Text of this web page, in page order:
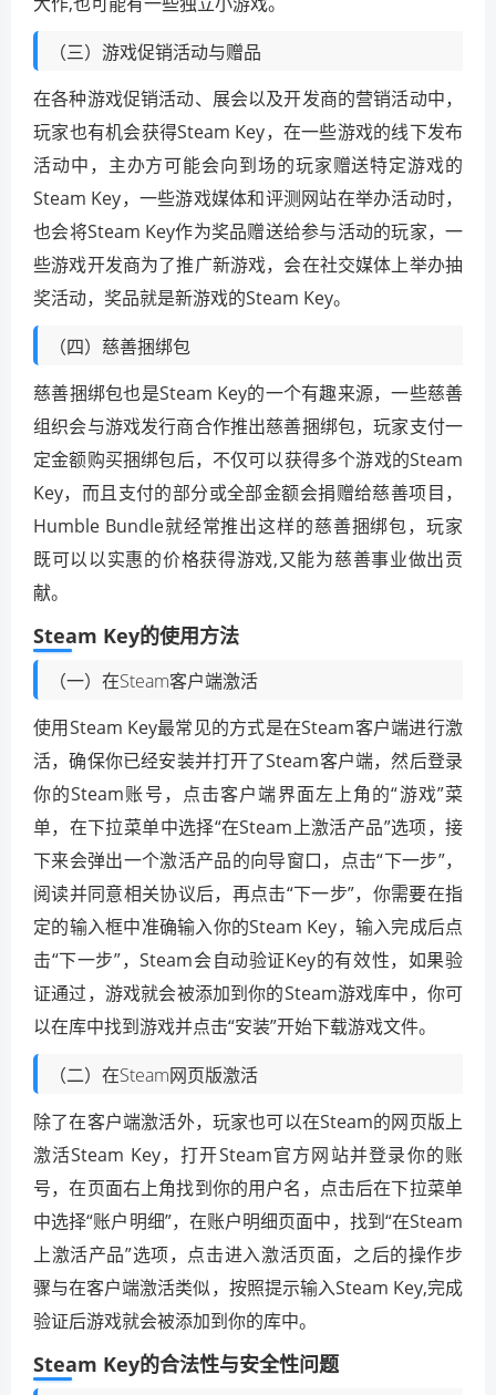
（三）游戏促销活动与赠品
在各种游戏促销活动、展会以及开发商的营销活动中，
玩家也有机会获得Steam Key，在一些游戏的线下发布
活动中，主办方可能会向到场的玩家赠送特定游戏的
Steam Key，一些游戏媒体和评测网站在举办活动时，
也会将Steam Key作为奖品赠送给参与活动的玩家，一
些游戏开发商为了推广新游戏，会在社交媒体上举办抽
奖活动，奖品就是新游戏的Steam Key。
（四）慈善捆绑包
慈善捆绑包也是Steam Key的一个有趣来源，一些慈善
组织会与游戏发行商合作推出慈善捆绑包，玩家支付一
定金额购买捆绑包后，不仅可以获得多个游戏的Steam
Key，而且支付的部分或全部金额会捐赠给慈善项目，
Humble Bundle就经常推出这样的慈善捆绑包，玩家
既可以以实惠的价格获得游戏,又能为慈善事业做出贡
献。
Steam Key的使用方法
（一）在Steam客户端激活
使用Steam Key最常见的方式是在Steam客户端进行激
活，确保你已经安装并打开了Steam客户端，然后登录
你的Steam账号，点击客户端界面左上角的“游戏”菜
单，在下拉菜单中选择“在Steam上激活产品”选项，接
下来会弹出一个激活产品的向导窗口，点击“下一步”，
阅读并同意相关协议后，再点击“下一步”，你需要在指
定的输入框中准确输入你的Steam Key，输入完成后点
击“下一步”，Steam会自动验证Key的有效性，如果验
证通过，游戏就会被添加到你的Steam游戏库中，你可
以在库中找到游戏并点击“安装”开始下载游戏文件。
（二）在Steam网页版激活
除了在客户端激活外，玩家也可以在Steam的网页版上
激活Steam Key，打开Steam官方网站并登录你的账
号，在页面右上角找到你的用户名，点击后在下拉菜单
中选择“账户明细”，在账户明细页面中，找到“在Steam
上激活产品”选项，点击进入激活页面，之后的操作步
骤与在客户端激活类似，按照提示输入Steam Key,完成
验证后游戏就会被添加到你的库中。
Steam Key的合法性与安全性问题